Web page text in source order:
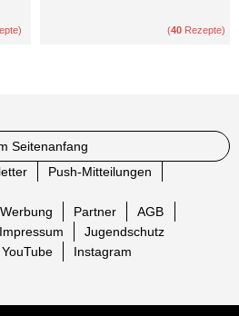
(40 Rezepte)
Seitenanfang
Push-Mitteilungen
Partner
AGB
Impressum
Jugendschutz
YouTube Instagram